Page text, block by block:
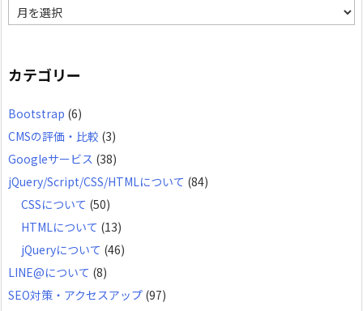
ア
カ
カテゴリー
Bootstrap (6)
CMSの評価・比較 (3)
Googleサービス (38)
jQuery/Script/CSS/HTMLについて (84)
CSSについて (50)
HTMLについて (13)
jQueryについて (46)
LINE@について (8)
SEO対策・アクセスアップ (97)